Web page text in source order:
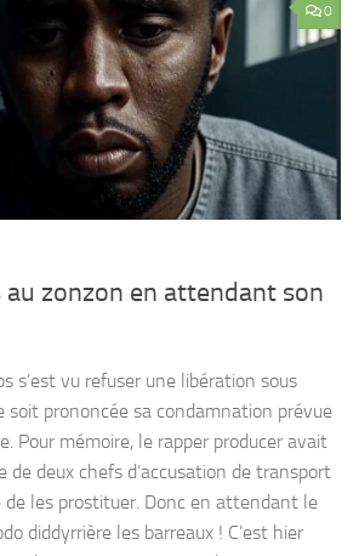
0
zonzon en attendant son
s’est vu refuser une libération sous
soit prononcée sa condamnation prévue
Pour mémoire, le rapper producer avait
de deux chefs d’accusation de transport
de les prostituer. Donc en attendant le
diddyrrière les barreaux ! C’est hier